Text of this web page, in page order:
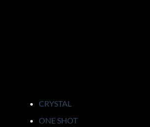
CRYSTAL
ONE SHOT